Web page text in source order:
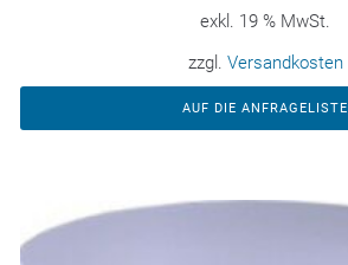
exkl. 19 % MwSt.
zzgl. Versandkosten
AUF DIE ANFRAGELISTE